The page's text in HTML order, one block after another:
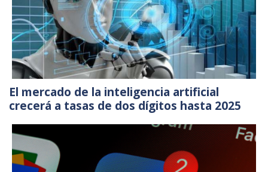
El mercado de la inteligencia artificial
crecerá a tasas de dos dígitos hasta 2025